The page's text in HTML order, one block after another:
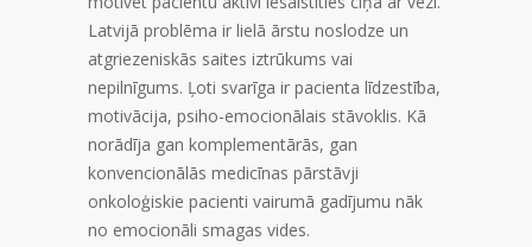
Latvijā problēma ir lielā ārstu noslodze un
atgriezeniskās saites iztrūkums vai
nepilnīgums. Ļoti svarīga ir pacienta līdzestība,
motivācija, psiho-emocionālais stāvoklis. Kā
norādīja gan komplementārās, gan
konvencionālās medicīnas pārstāvji
onkoloģiskie pacienti vairumā gadījumu nāk
no emocionāli smagas vides.